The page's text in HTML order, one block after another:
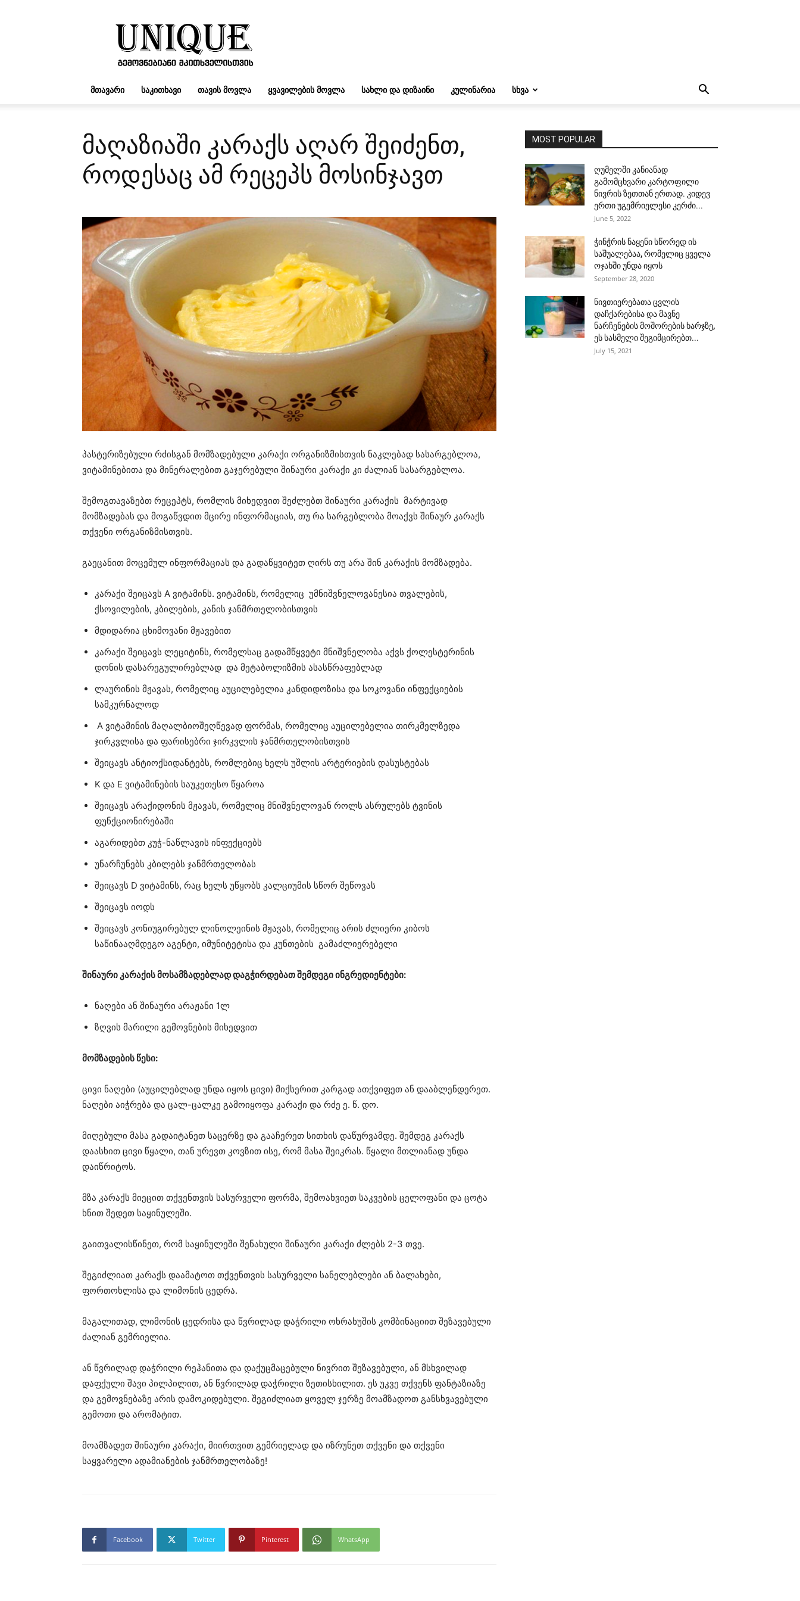
UNIQUE.GE
ᲛᲗᲐᲕᲐᲠᲘ ᲡᲐᲙᲘᲗᲮᲐᲕᲘ ᲗᲐᲕᲘᲡ ᲛᲝᲕᲚᲐ ᲧᲕᲐᲕᲘᲚᲔᲑᲘᲡ ᲛᲝᲕᲚᲐ ᲡᲐᲮᲚᲘ ᲓᲐ ᲓᲘᲖᲐᲘᲜᲘ ᲙᲣᲚᲘᲜᲐᲠᲘᲐ ᲡᲮᲕᲐ
მაღაზიაში კარაქს აღარ შეიძენთ,
როდესაც ამ რეცეპს მოსინჯავთ
პასტერიზებული რძისგან მომზადებული კარაქი ორგანიზმისთვის ნაკლებად სასარგებლოა,
ვიტამინებითა და მინერალებით გაჯერებული შინაური კარაქი კი ძალიან სასარგებლოა.
შემოგთავაზებთ რეცეპტს, რომლის მიხედვით შეძლებთ შინაური კარაქის მარტივად
მომზადებას და მოგაწვდით მცირე ინფორმაციას, თუ რა სარგებლობა მოაქვს შინაურ კარაქს
თქვენი ორგანიზმისთვის.
გაეცანით მოცემულ ინფორმაციას და გადაწყვიტეთ ღირს თუ არა შინ კარაქის მომზადება.
კარაქი შეიცავს A ვიტამინს. ვიტამინს, რომელიც უმნიშვნელოვანესია თვალების,
ქსოვილების, კბილების, კანის ჯანმრთელობისთვის
მდიდარია ცხიმოვანი მჟავებით
კარაქი შეიცავს ლეციტინს, რომელსაც გადამწყვეტი მნიშვნელობა აქვს ქოლესტერინის
დონის დასარეგულირებლად და მეტაბოლიზმის ასასწრაფებლად
ლაურინის მჟავას, რომელიც აუცილებელია კანდიდოზისა და სოკოვანი ინფექციების
სამკურნალოდ
A ვიტამინის მაღალბიოშეღწევად ფორმას, რომელიც აუცილებელია თირკმელზედა
ჯირკვლისა და ფარისებრი ჯირკვლის ჯანმრთელობისთვის
შეიცავს ანტიოქსიდანტებს, რომლებიც ხელს უშლის არტერიების დასუსტებას
K და E ვიტამინების საუკეთესო წყაროა
შეიცავს არაქიდონის მჟავას, რომელიც მნიშვნელოვან როლს ასრულებს ტვინის
ფუნქციონირებაში
აგარიდებთ კუჭ-ნაწლავის ინფექციებს
უნარჩუნებს კბილებს ჯანმრთელობას
შეიცავს D ვიტამინს, რაც ხელს უწყობს კალციუმის სწორ შეწოვას
შეიცავს იოდს
შეიცავს კონიუგირებულ ლინოლეინის მჟავას, რომელიც არის ძლიერი კიბოს
საწინააღმდეგო აგენტი, იმუნიტეტისა და კუნთების გამაძლიერებელი
შინაური კარაქის მოსამზადებლად დაგჭირდებათ შემდეგი ინგრედიენტები:
ნაღები ან შინაური არაჟანი 1ლ
ზღვის მარილი გემოვნების მიხედვით
მომზადების წესი:
ცივი ნაღები (აუცილებლად უნდა იყოს ცივი) მიქსერით კარგად ათქვიფეთ ან დააბლენდერეთ.
ნაღები აიჭრება და ცალ-ცალკე გამოიყოფა კარაქი და რძე ე. წ. დო.
მიღებული მასა გადაიტანეთ საცერზე და გააჩერეთ სითხის დაწურვამდე. შემდეგ კარაქს
დაასხით ცივი წყალი, თან ურევთ კოვზით ისე, რომ მასა შეიკრას. წყალი მთლიანად უნდა
დაიწრიტოს.
მზა კარაქს მიეცით თქვენთვის სასურველი ფორმა, შემოახვიეთ საკვების ცელოფანი და ცოტა
ხნით შედეთ საყინულეში.
გაითვალისწინეთ, რომ საყინულეში შენახული შინაური კარაქი ძლებს 2-3 თვე.
შეგიძლიათ კარაქს დაამატოთ თქვენთვის სასურველი სანელებლები ან ბალახები,
ფორთოხლისა და ლიმონის ცედრა.
მაგალითად, ლიმონის ცედრისა და წვრილად დაჭრილი ოხრახუშის კომბინაციით შეზავებული
ძალიან გემრიელია.
ან წვრილად დაჭრილი რეჰანითა და დაქუცმაცებული ნივრით შეზავებული, ან მსხვილად
დაფქული შავი პილპილით, ან წვრილად დაჭრილი ზეთისხილით. ეს უკვე თქვენს ფანტაზიაზე
და გემოვნებაზე არის დამოკიდებული. შეგიძლიათ ყოველ ჯერზე მოამზადოთ განსხვავებული
გემოთი და არომატით.
მოამზადეთ შინაური კარაქი, მიირთვით გემრიელად და იზრუნეთ თქვენი და თქვენი
საყვარელი ადამიანების ჯანმრთელობაზე!
Facebook Twitter Pinterest WhatsApp
MOST POPULAR
ღუმელში კანიანად
გამომცხვარი კარტოფილი
ნივრის ზეთთან ერთად. კიდევ
ერთი უგემრიელესი კერძი...
June 5, 2022
ჭინჭრის ნაყენი სწორედ ის
საშუალებაა, რომელიც ყველა
ოჯახში უნდა იყოს
September 28, 2020
ნივთიერებათა ცვლის
დაჩქარებისა და მავნე
ნარჩენების მოშორების ხარჯზე,
ეს სასმელი შეგიმცირებთ...
July 15, 2021